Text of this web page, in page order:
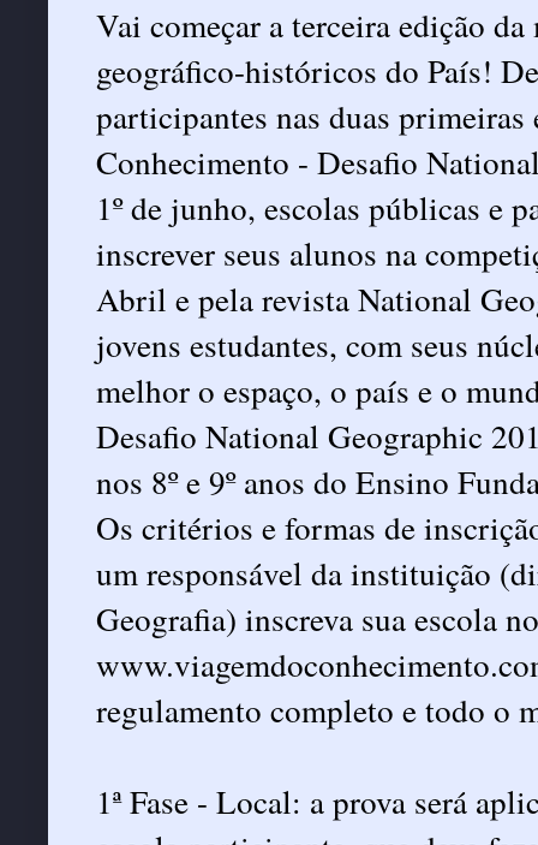
Vai começar a terceira edição
geográfico-históricos do País!
participantes nas duas
Conhecimento - Desafio
1º de junho, escolas públicas e
inscrever seus alunos na
Abril e pela revista National
jovens estudantes, com seus
melhor o espaço, o país e o
Desafio National Geographic
nos 8º e 9º anos do Ensino
Os critérios e formas de
um responsável da instituição
Geografia) inscreva sua escola
regulamento completo e todo o
1ª Fase - Local: a prova será